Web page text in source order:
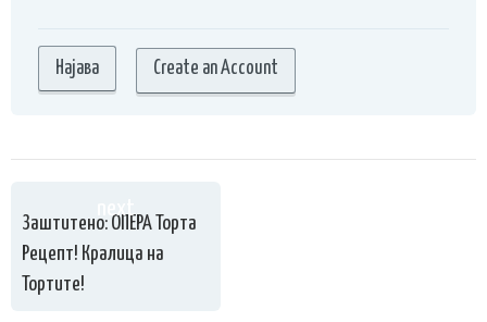
Create an Account
next
Заштитено: ОПЕРА Торта
Рецепт! Кралица на
Тортите!